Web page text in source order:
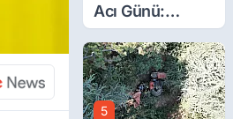
Acı Günü:
Beytullah Lafçı
Vefat Etti
5